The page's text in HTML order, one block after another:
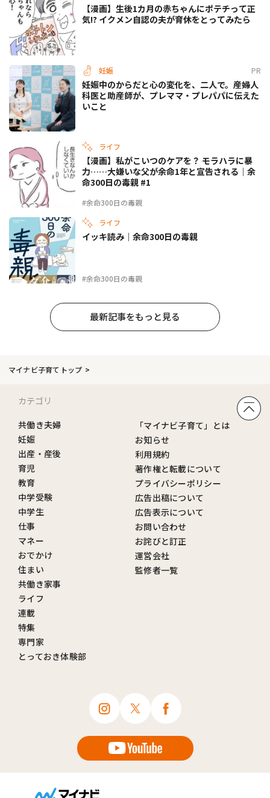
【漫画】生後1カ月の赤ちゃんにポテチって正
気!? イクメン自認の夫が育休をとってみたら
妊娠 PR
妊娠中のからだと心の変化を、二人で。産婦人
科医と助産師が、プレママ・プレパパに伝えた
いこと
ライフ
#余命300日の毒親
【漫画】私がこいつのケアを？ モラハラに暴
力……大嫌いな父が余命1年と宣告される｜余
命300日の毒親 #1
ライフ
#余命300日の毒親
イッキ読み｜余命300日の毒親
最新記事をもっと見る
マイナビ子育てトップ
カテゴリ
共働き夫婦
妊娠
出産・産後
育児
教育
中学受験
中学生
仕事
マネー
おでかけ
住まい
共働き家事
ライフ
連載
特集
専門家
とっておき体験部
「マイナビ子育て」とは
お知らせ
利用規約
著作権と転載について
プライバシーポリシー
広告出稿について
広告表示について
お問い合わせ
お詫びと訂正
運営会社
監修者一覧